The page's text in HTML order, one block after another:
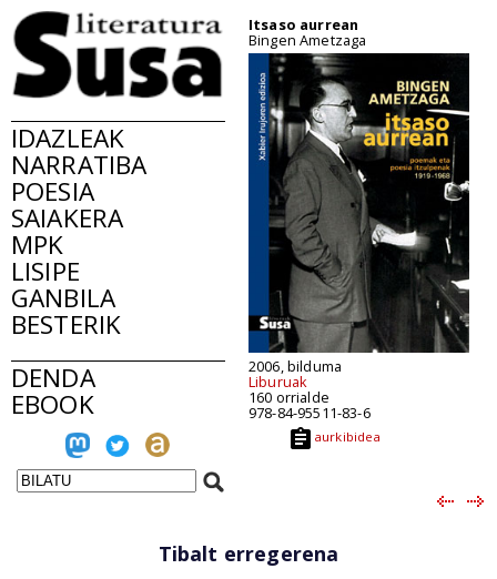
IDAZLEAK
NARRATIBA
POESIA
SAIAKERA
MPK
LISIPE
GANBILA
BESTERIK
DENDA
EBOOK
Itsaso aurrean
Bingen Ametzaga
2006, bilduma
Liburuak
160 orrialde
978-84-95511-83-6
aurkibidea
Tibalt erregerena